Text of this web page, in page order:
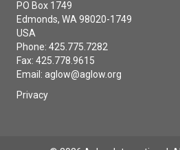
PO Box 1749
Edmonds, WA 98020-1749
USA
Phone: 425.775.7282
Fax: 425.778.9615
Email: aglow@aglow.org
Privacy